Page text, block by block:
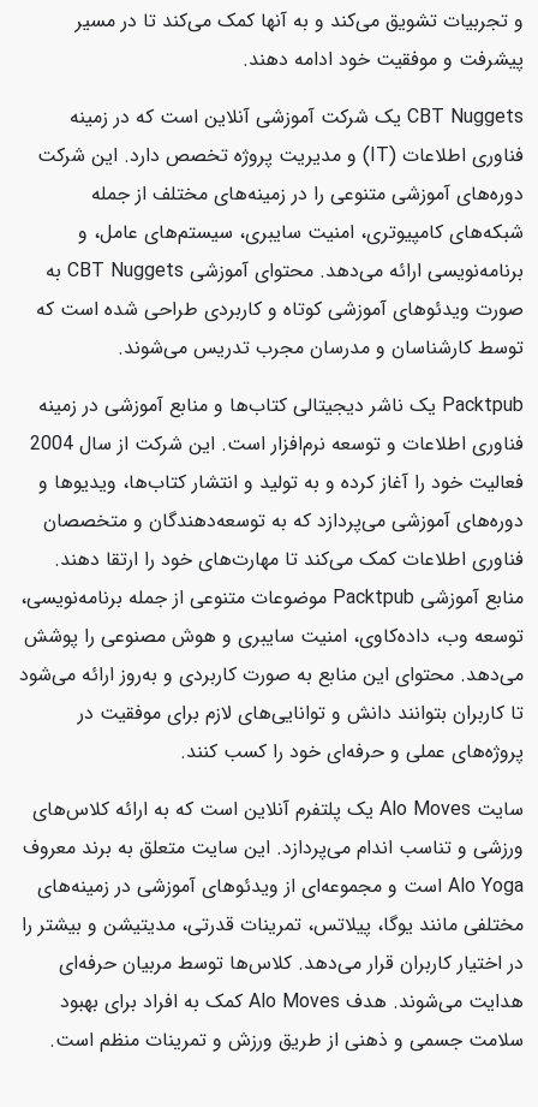
و تجربیات تشویق می‌کند و به آنها کمک می‌کند تا در مسیر
پیشرفت و موفقیت خود ادامه دهند.
CBT Nuggets یک شرکت آموزشی آنلاین است که در زمینه
فناوری اطلاعات (IT) و مدیریت پروژه تخصص دارد. این شرکت
دوره‌های آموزشی متنوعی را در زمینه‌های مختلف از جمله
شبکه‌های کامپیوتری، امنیت سایبری، سیستم‌های عامل، و
برنامه‌نویسی ارائه می‌دهد. محتوای آموزشی CBT Nuggets به
صورت ویدئوهای آموزشی کوتاه و کاربردی طراحی شده است که
توسط کارشناسان و مدرسان مجرب تدریس می‌شوند.
Packtpub یک ناشر دیجیتالی کتاب‌ها و منابع آموزشی در زمینه
فناوری اطلاعات و توسعه نرم‌افزار است. این شرکت از سال 2004
فعالیت خود را آغاز کرده و به تولید و انتشار کتاب‌ها، ویدیوها و
دوره‌های آموزشی می‌پردازد که به توسعه‌دهندگان و متخصصان
فناوری اطلاعات کمک می‌کند تا مهارت‌های خود را ارتقا دهند.
منابع آموزشی Packtpub موضوعات متنوعی از جمله برنامه‌نویسی،
توسعه وب، داده‌کاوی، امنیت سایبری و هوش مصنوعی را پوشش
می‌دهد. محتوای این منابع به صورت کاربردی و به‌روز ارائه می‌شود
تا کاربران بتوانند دانش و توانایی‌های لازم برای موفقیت در
پروژه‌های عملی و حرفه‌ای خود را کسب کنند.
سایت Alo Moves یک پلتفرم آنلاین است که به ارائه کلاس‌های
ورزشی و تناسب اندام می‌پردازد. این سایت متعلق به برند معروف
Alo Yoga است و مجموعه‌ای از ویدئوهای آموزشی در زمینه‌های
مختلفی مانند یوگا، پیلاتس، تمرینات قدرتی، مدیتیشن و بیشتر را
در اختیار کاربران قرار می‌دهد. کلاس‌ها توسط مربیان حرفه‌ای
هدایت می‌شوند. هدف Alo Moves کمک به افراد برای بهبود
سلامت جسمی و ذهنی از طریق ورزش و تمرینات منظم است.